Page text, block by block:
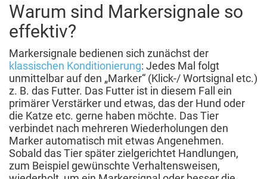
Warum sind Markersignale so
effektiv?
Markersignale bedienen sich zunächst der
klassischen Konditionierung: Jedes Mal folgt
unmittelbar auf den „Marker“ (Klick-/ Wortsignal etc.)
z. B. das Futter. Das Futter ist in diesem Fall ein
primärer Verstärker und etwas, das der Hund oder
die Katze etc. gerne haben möchte. Das Tier
verbindet nach mehreren Wiederholungen den
Marker automatisch mit etwas Angenehmen.
Sobald das Tier später zielgerichtet Handlungen,
zum Beispiel gewünschte Verhaltensweisen,